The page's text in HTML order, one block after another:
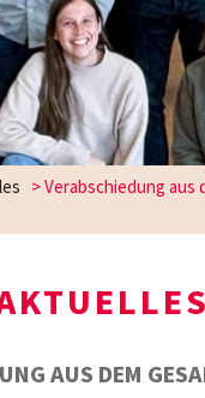
>Verabschiedung aus
AUS DEM